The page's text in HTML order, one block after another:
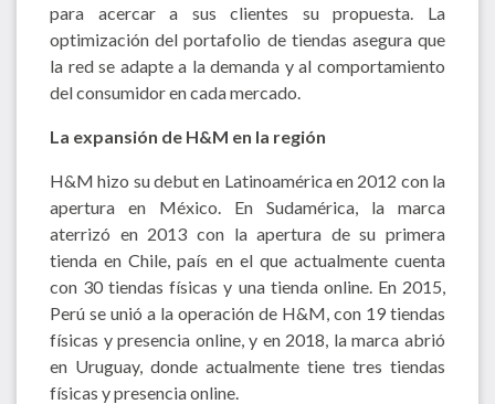
para acercar a sus clientes su propuesta. La
optimización del portafolio de tiendas asegura que
la red se adapte a la demanda y al comportamiento
del consumidor en cada mercado.
La expansión de H&M en la región
H&M hizo su debut en Latinoamérica en 2012 con la
apertura en México. En Sudamérica, la marca
aterrizó en 2013 con la apertura de su primera
tienda en Chile, país en el que actualmente cuenta
con 30 tiendas físicas y una tienda online. En 2015,
Perú se unió a la operación de H&M, con 19 tiendas
físicas y presencia online, y en 2018, la marca abrió
en Uruguay, donde actualmente tiene tres tiendas
físicas y presencia online.